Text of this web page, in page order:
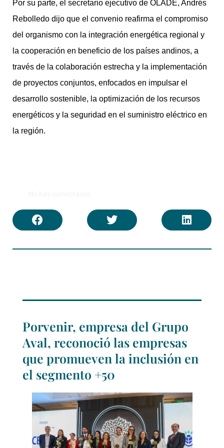
Por su parte, el secretario ejecutivo de OLADE, Andrés
Rebolledo dijo que el convenio reafirma el compromiso
del organismo con la integración energética regional y
la cooperación en beneficio de los países andinos, a
través de la colaboración estrecha y la implementación
de proyectos conjuntos, enfocados en impulsar el
desarrollo sostenible, la optimización de los recursos
energéticos y la seguridad en el suministro eléctrico en
la región.
Porvenir, empresa del Grupo
Aval, reconoció las empresas
que promueven la inclusión en
el segmento +50